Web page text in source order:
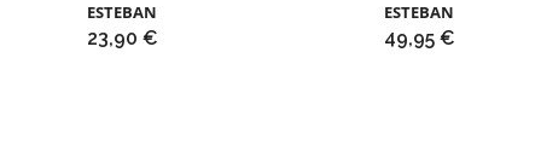
ESTEBAN
Prix
23,90 €
ESTEBAN
Prix
49,95 €